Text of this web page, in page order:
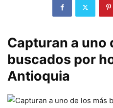
Capturan a uno
buscados por
Antioquia